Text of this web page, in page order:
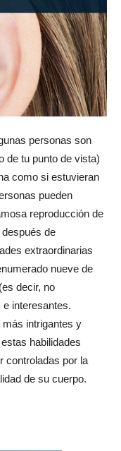
personas son
de tu punto de vista)
como si estuvieran
pueden
reproducción de
de
extraordinarias
nueve de
decir, no
interesantes.
intrigantes y
habilidades
controladas por la
de su cuerpo.